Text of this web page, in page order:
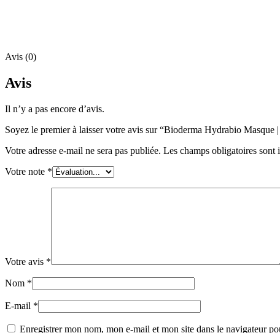
Avis (0)
Avis
Il n’y a pas encore d’avis.
Soyez le premier à laisser votre avis sur “Bioderma Hydrabio Masque
Votre adresse e-mail ne sera pas publiée. Les champs obligatoires sont
Votre note *
Votre avis *
Nom *
E-mail *
Enregistrer mon nom, mon e-mail et mon site dans le navigateur